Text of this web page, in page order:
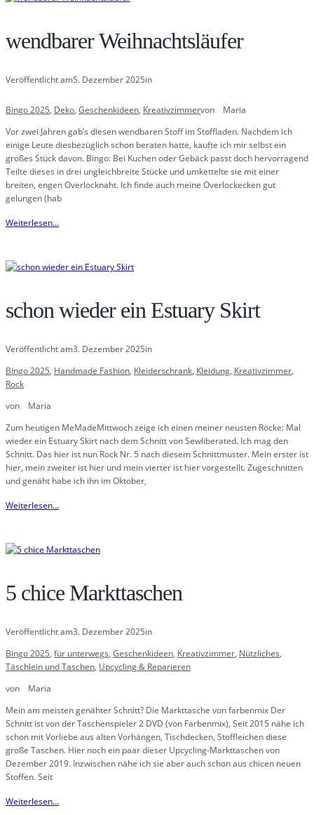
wendbarer Weihnachtsläufer
Veröffentlicht am5. Dezember 2025in
Bingo 2025, Deko, Geschenkideen, Kreativzimmervon
Maria
Vor zwei Jahren gab’s diesen wendbaren Stoff im Stoffladen. Nachdem ich
einige Leute diesbezüglich schon beraten hatte, kaufte ich mir selbst ein
großes Stück davon. Bingo: Bei Kuchen oder Gebäck passt doch hervorragend
Teilte dieses in drei ungleichbreite Stücke und umkettelte sie mit einer
breiten, engen Overlocknaht. Ich finde auch meine Overlockecken gut
gelungen (hab
Weiterlesen…
schon wieder ein Estuary Skirt
Veröffentlicht am3. Dezember 2025in
Bingo 2025, Handmade Fashion, Kleiderschrank, Kleidung, Kreativzimmer
Rock
von
Maria
Zum heutigen MeMadeMittwoch zeige ich einen meiner neusten Röcke: Mal
wieder ein Estuary Skirt nach dem Schnitt von Sewliberated. Ich mag den
Schnitt. Das hier ist nun Rock Nr. 5 nach diesem Schnittmuster. Mein erster ist
hier, mein zweiter ist hier und mein vierter ist hier vorgestellt. Zugeschnitten
und genäht habe ich ihn im Oktober,
Weiterlesen…
5 chice Markttaschen
Veröffentlicht am3. Dezember 2025in
Bingo 2025, für unterwegs, Geschenkideen, Kreativzimmer, Nützliches
Täschlein und Taschen, Upcycling & Reparieren
von
Maria
Mein am meisten genähter Schnitt? Die Markttasche von farbenmix Der
Schnitt ist von der Taschenspieler 2 DVD (von Farbenmix), Seit 2015 nähe ich
schon mit Vorliebe aus alten Vorhängen, Tischdecken, Stoffleichen diese
große Taschen. Hier noch ein paar dieser Upcycling-Markttaschen von
Dezember 2019. Inzwischen nähe ich sie aber auch schon aus chicen neuen
Stoffen. Seit
Weiterlesen…